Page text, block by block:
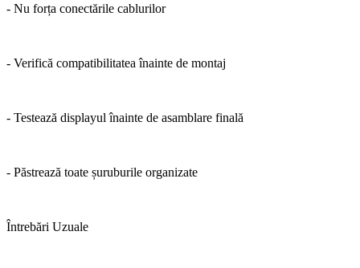
- Nu forța conectările cablurilor
- Verifică compatibilitatea înainte de montaj
- Testează displayul înainte de asamblare finală
- Păstrează toate șuruburile organizate
Întrebări Uzuale